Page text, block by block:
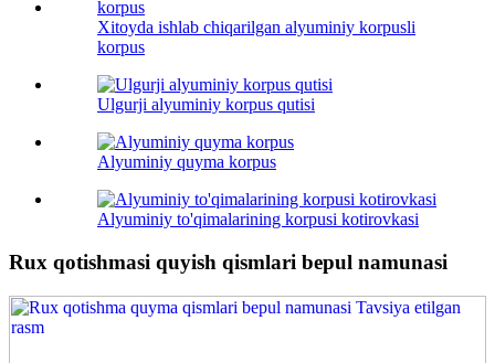
Xitoyda ishlab chiqarilgan alyuminiy korpusli
korpus
Ulgurji alyuminiy korpus qutisi
Alyuminiy quyma korpus
Alyuminiy to'qimalarining korpusi kotirovkasi
Rux qotishmasi quyish qismlari bepul namunasi